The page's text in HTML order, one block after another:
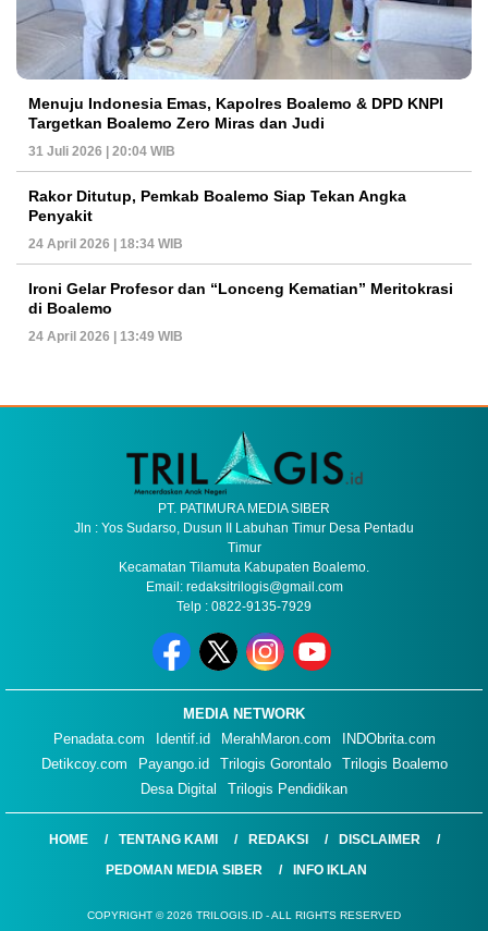
Menuju Indonesia Emas, Kapolres Boalemo & DPD KNPI
Targetkan Boalemo Zero Miras dan Judi
31 Juli 2026 | 20:04 WIB
Rakor Ditutup, Pemkab Boalemo Siap Tekan Angka
Penyakit
24 April 2026 | 18:34 WIB
Ironi Gelar Profesor dan “Lonceng Kematian” Meritokrasi
di Boalemo
24 April 2026 | 13:49 WIB
PT. PATIMURA MEDIA SIBER
Jln : Yos Sudarso, Dusun II Labuhan Timur Desa Pentadu
Timur
Kecamatan Tilamuta Kabupaten Boalemo.
Email: redaksitrilogis@gmail.com
Telp : 0822-9135-7929
MEDIA NETWORK
Penadata.com
Identif.id MerahMaron.com
INDObrita.com
Detikcoy.com
Payango.id Trilogis Gorontalo
Trilogis Boalemo
Desa Digital
Trilogis Pendidikan
HOME TENTANG KAMI REDAKSI
DISCLAIMER
PEDOMAN MEDIA SIBER
INFO IKLAN
COPYRIGHT © 2026 TRILOGIS.ID - ALL RIGHTS RESERVED